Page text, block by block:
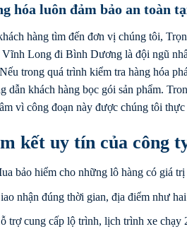
hóa luôn đảm bảo an toàn
hàng tìm đến đơn vị chúng tôi,
Vĩnh Long đi Bình Dương là đội ngũ
trong quá trình kiểm tra hàng hóa
dẫn khách hàng bọc gói sản phẩm.
vì công đoạn này được chúng tôi
kết uy tín của công
bảo hiểm cho những lô hàng có giá
nhận đúng thời gian, địa điểm như
trợ cung cấp lộ trình, lịch trình xe chạy